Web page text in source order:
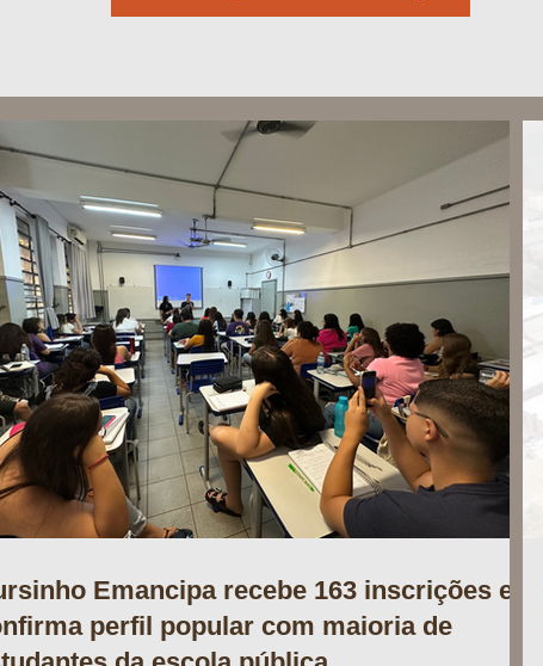
Emancipa recebe 163 inscrições e
perfil popular com maioria de